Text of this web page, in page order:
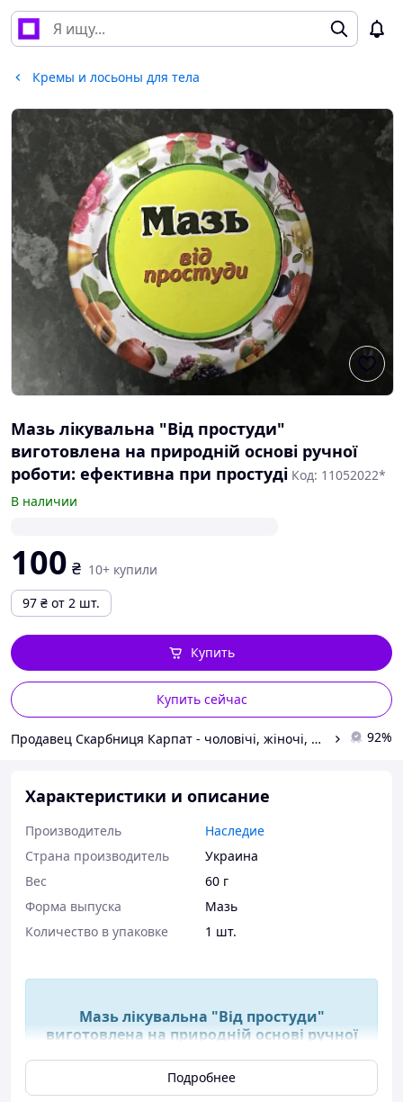
Кремы и лосьоны для тела
Мазь лікувальна "Від простуди"
виготовлена на природній основі ручної
роботи: ефективна при простуді Код: 11052022*
В наличии
100 ₴ 10+ купили
97 ₴ от 2 шт.
Купить сейчас
Купить
Продавец Скарбниця Карпат - чоловічі, жіночі, дитячі вишиванки, гердани, ручної роботи 92%
Характеристики и описание
Производитель
Наследие
Страна производитель
Украина
Вес
60 г
Форма выпуска
Мазь
Количество в упаковке
1 шт.
Мазь лікувальна "Від простуди"
виготовлена на природній основі ручної
Подробнее